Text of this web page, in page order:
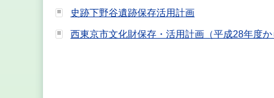
史跡下野谷遺跡保存活用計画
西東京市文化財保存・活用計画（平成28年度か